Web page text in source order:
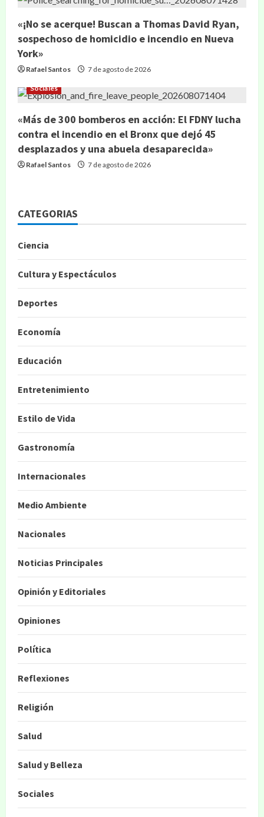
«¡No se acerque! Buscan a Thomas David Ryan,
sospechoso de homicidio e incendio en Nueva
York»
Rafael Santos 7 de agosto de 2026
Sociales
«Más de 300 bomberos en acción: El FDNY lucha
contra el incendio en el Bronx que dejó 45
desplazados y una abuela desaparecida»
Rafael Santos 7 de agosto de 2026
CATEGORIAS
Ciencia
Cultura y Espectáculos
Deportes
Economía
Educación
Entretenimiento
Estilo de Vida
Gastronomía
Internacionales
Medio Ambiente
Nacionales
Noticias Principales
Opinión y Editoriales
Opiniones
Política
Reflexiones
Religión
Salud
Salud y Belleza
Sociales